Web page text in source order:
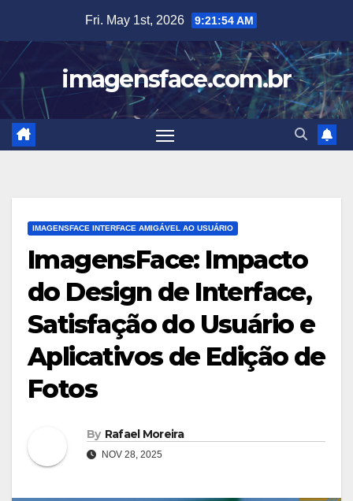
content
Fri. May 1st, 2026 9:21:55 AM
imagensface.com.br
IMAGENSFACE INTERFACE AMIGÁVEL AO USUÁRIO
ImagensFace: Impacto
do Design de Interface,
Satisfação do Usuário e
Aplicativos de Edição de
Fotos
By Rafael Moreira
NOV 28, 2025